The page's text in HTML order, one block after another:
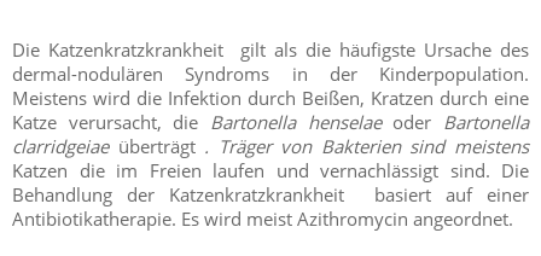
Die Katzenkratzkrankheit gilt als die häufigste Ursache des
dermal-nodulären Syndroms in der Kinderpopulation.
Meistens wird die Infektion durch Beißen, Kratzen durch eine
Katze verursacht, die Bartonella henselae oder Bartonella
clarridgeiae überträgt . Träger von Bakterien sind meistens
Katzen die im Freien laufen und vernachlässigt sind. Die
Behandlung der Katzenkratzkrankheit basiert auf einer
Antibiotikatherapie. Es wird meist Azithromycin angeordnet.